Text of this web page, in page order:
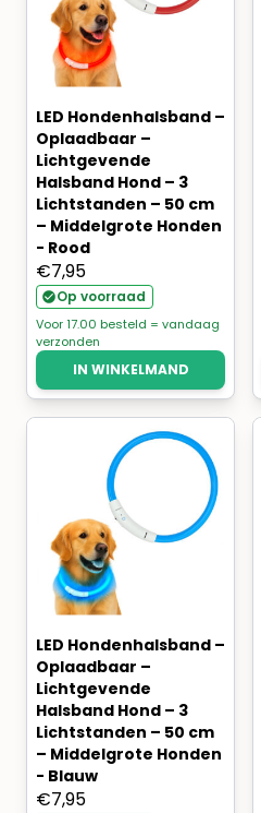
LED Hondenhalsband –
Oplaadbaar –
Lichtgevende
Halsband Hond – 3
Lichtstanden – 50 cm
– Middelgrote Honden
- Rood
€7,95
Op voorraad
Voor 17.00 besteld = vandaag
verzonden
IN WINKELMAND
LED Hondenhalsband –
Oplaadbaar –
Lichtgevende
Halsband Hond – 3
Lichtstanden – 50 cm
– Middelgrote Honden
- Blauw
€7,95